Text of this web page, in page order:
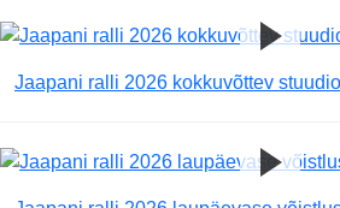
Jaapani ralli 2026 kokkuvõttev stuudio